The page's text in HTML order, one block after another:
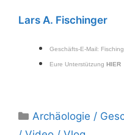
Lars A. Fischinger
Geschäfts-E-Mail:
Eure Unterstützung HIER
Kategorien
Archäologie /